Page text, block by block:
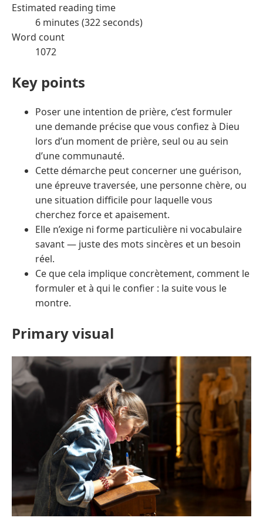
Estimated reading time
6 minutes (322 seconds)
Word count
1072
Key points
Poser une intention de prière, c’est formuler
une demande précise que vous confiez à Dieu
lors d’un moment de prière, seul ou au sein
d’une communauté.
Cette démarche peut concerner une guérison,
une épreuve traversée, une personne chère, ou
une situation difficile pour laquelle vous
cherchez force et apaisement.
Elle n’exige ni forme particulière ni vocabulaire
savant — juste des mots sincères et un besoin
réel.
Ce que cela implique concrètement, comment le
formuler et à qui le confier : la suite vous le
montre.
Primary visual